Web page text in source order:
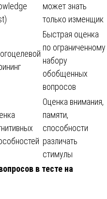
может знать
только изменщик
Быстрая оценка
по ограниченному
набору
обобщенных
вопросов
Оценка внимания,
памяти,
способности
различать
стимулы
в тесте на